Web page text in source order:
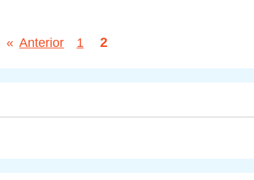
« Anterior 1 2